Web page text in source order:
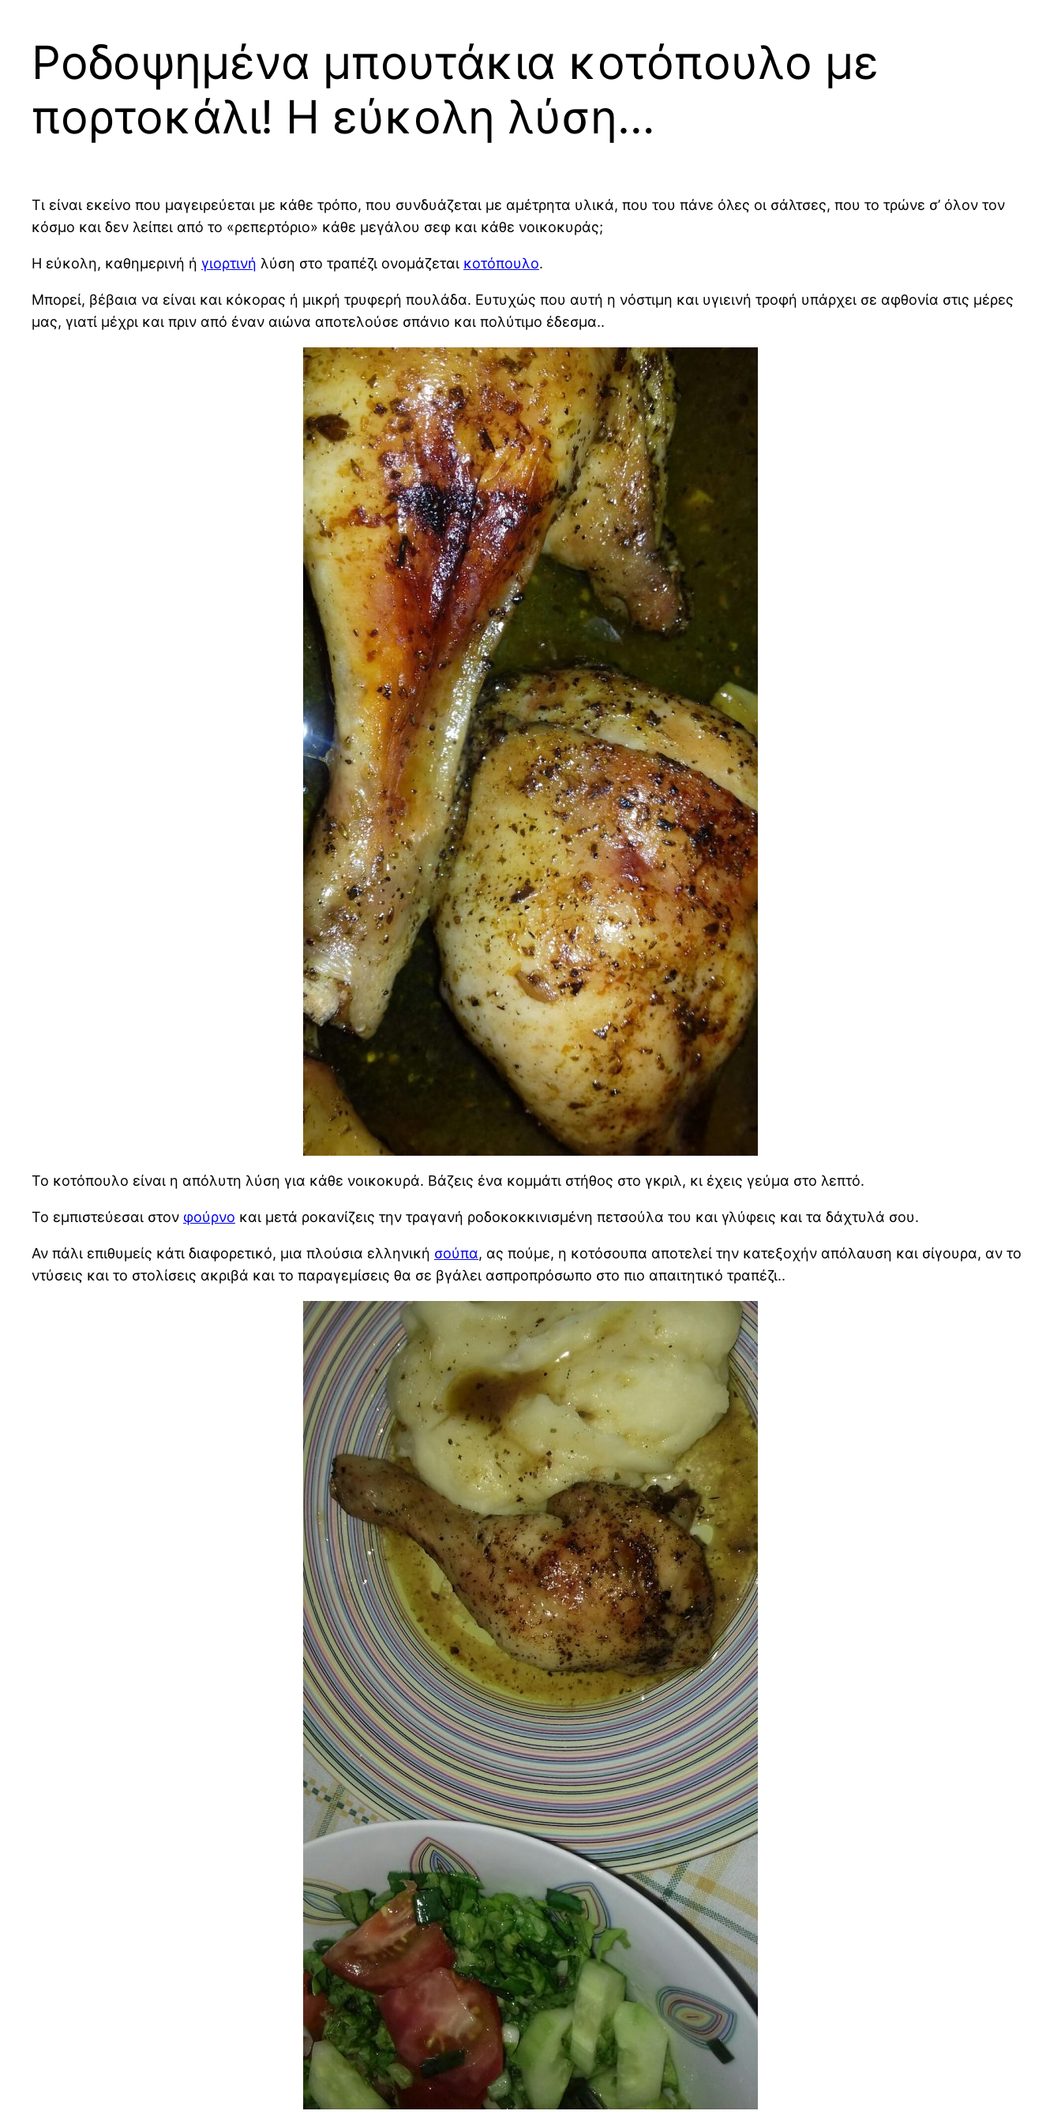
Ροδοψημένα μπουτάκια κοτόπουλο με
πορτοκάλι! Η εύκολη λύση…
Τι είναι εκείνο που μαγειρεύεται με κάθε τρόπο, που συνδυάζεται με αμέτρητα υλικά, που του πάνε όλες οι σάλτσες, που το τρώνε σ’ όλον τον
κόσμο και δεν λείπει από το «ρεπερτόριο» κάθε μεγάλου σεφ και κάθε νοικοκυράς;
Η εύκολη, καθημερινή ή γιορτινή λύση στο τραπέζι ονομάζεται κοτόπουλο.
Μπορεί, βέβαια να είναι και κόκορας ή μικρή τρυφερή πουλάδα. Ευτυχώς που αυτή η νόστιμη και υγιεινή τροφή υπάρχει σε αφθονία στις μέρες
μας, γιατί μέχρι και πριν από έναν αιώνα αποτελούσε σπάνιο και πολύτιμο έδεσμα..
Το κοτόπουλο είναι η απόλυτη λύση για κάθε νοικοκυρά. Βάζεις ένα κομμάτι στήθος στο γκριλ, κι έχεις γεύμα στο λεπτό.
Το εμπιστεύεσαι στον φούρνο και μετά ροκανίζεις την τραγανή ροδοκοκκινισμένη πετσούλα του και γλύφεις και τα δάχτυλά σου.
Αν πάλι επιθυμείς κάτι διαφορετικό, μια πλούσια ελληνική σούπα, ας πούμε, η κοτόσουπα αποτελεί την κατεξοχήν απόλαυση και σίγουρα, αν το
ντύσεις και το στολίσεις ακριβά και το παραγεμίσεις θα σε βγάλει ασπροπρόσωπο στο πιο απαιτητικό τραπέζι..